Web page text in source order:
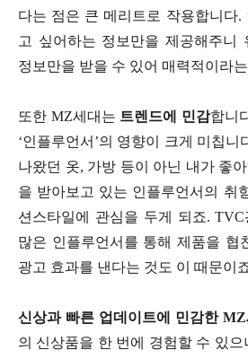
다는 점은 큰 메리트로 작용합니다.
고 싶어하는 정보만을 제공해주니
정보만을 받을 수 있어 매력적이라
또한 MZ세대는 트렌드에 민감합니
‘인플루언서’의 영향이 크게 미칩니
나왔던 옷, 가방 등이 아닌 내가 좋
을 받아보고 있는 인플루언서의 취
션스타일에 관심을 두게 되죠.
많은 인플루언서를 통해 제품을 협
광고 효과를 낸다는 것도 이 때문이
신상과 빠른 업데이트에 민감한 MZ
의 신상품을 한 번에 경험할 수 있